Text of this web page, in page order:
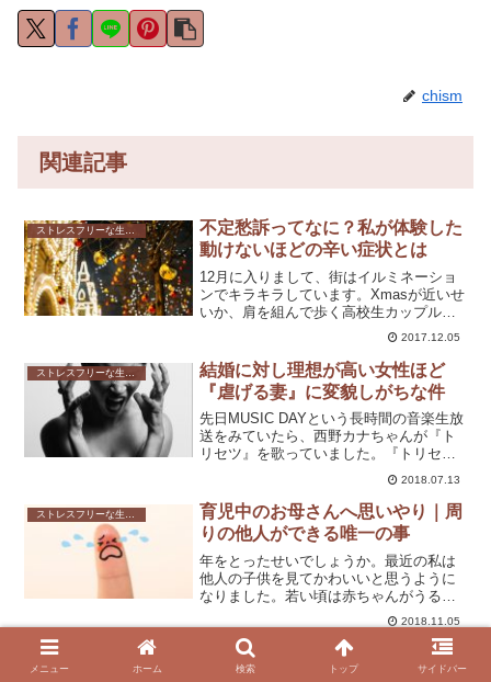
chism
関連記事
ストレスフリーな生き方
不定愁訴ってなに？私が体験した
動けないほどの辛い症状とは
12月に入りまして、街はイルミネーショ
ンでキラキラしています。Xmasが近いせ
いか、肩を組んで歩く高校生カップルを
良く見かけるようになりました。彼らの
若さと、恋のために生きているエネルギ
ーを感じて、私も若返った気がしていま
す（気のせいだけど...
2017.12.05
結婚に対し理想が高い女性ほど
『虐げる妻』に変貌しがちな件
先日MUSIC DAYという長時間の音楽生放
送をみていたら、西野カナちゃんが『ト
リセツ』を歌っていました。『トリセ
ツ』の中の女の子はとってもキラキラし
ていて、女性らしい信念を持っていま
す。結婚に対しての理想も高めですよ
ね。わたし、41年生き...
2018.07.13
ストレスフリーな生き方
育児中のお母さんへ思いやり｜周
りの他人ができる唯一の事
年をとったせいでしょうか。最近の私は
他人の子供を見てかわいいと思うように
なりました。若い頃は赤ちゃんがうるさ
い存在でしかなく、赤ちゃんを見てかわ
いい～とかいう人が全く信じられません
でした。自分の子供ですらかわいいと思
えないかもしれない…とい...
2018.11.05
クリスマスを一人で過ごす贅沢｜
アラフォー世代が自分の時間を持
メニュー ホーム 検索 トップ サイドバー